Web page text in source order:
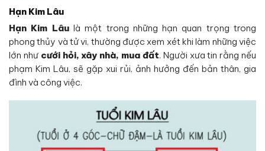
Hạn Kim Lâu
Hạn Kim Lâulà một trong những hạn quan trọng trong
phong thủy và tử vi, thường được xem xét khi làm những việc
lớn như cưới hỏi, xây nhà, mua đất. Người xưa tin rằng nếu
phạm Kim Lâu, sẽ gặp xui rủi, ảnh hưởng đến bản thân, gia
đình và công việc.